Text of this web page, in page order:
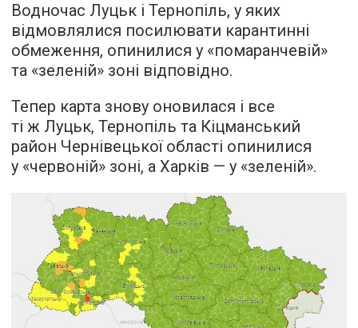
Водночас Луцьк і Тернопіль, у яких
відмовлялися посилювати карантинні
обмеження, опинилися у «помаранчевій»
та «зеленій» зоні відповідно.
Тепер карта знову оновилася і все
ті ж Луцьк, Тернопіль та Кіцманський
район Чернівецької області опинилися
у «червоній» зоні, а Харків — у «зеленій».